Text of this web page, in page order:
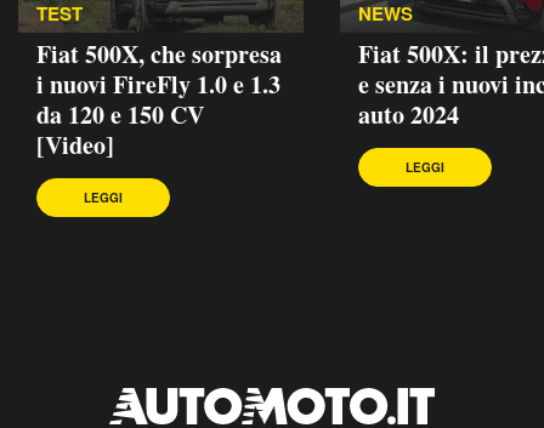
TEST
Fiat 500X, che sorpresa
i nuovi FireFly 1.0 e 1.3
da 120 e 150 CV
[Video]
LEGGI
NEWS
Fiat 500X: il
e senza i nuovi
auto 2024
LEGGI